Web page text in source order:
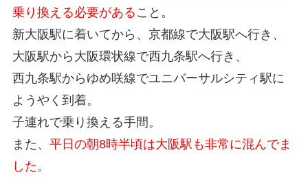
乗り換える必要がある こと。
新大阪駅に着いてから、京都線で大阪駅へ行き、
大阪駅から大阪環状線で西九条駅へ行き、
西九条駅からゆめ咲線でユニバーサルシティ駅に
ようやく到着。
子連れで乗り換える手間。
また、 平日の朝8時半頃は大阪駅も非常に混んでま
した 。